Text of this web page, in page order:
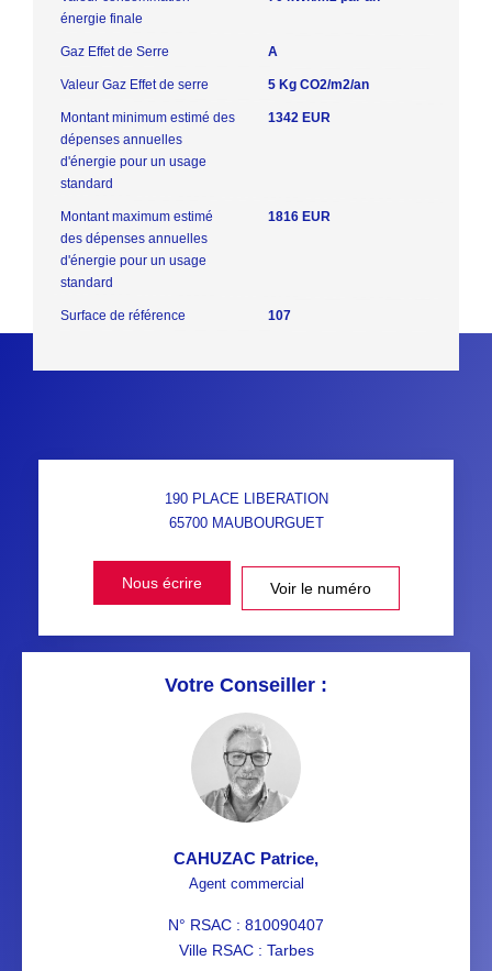
énergie finale
Gaz Effet de Serre A
Valeur Gaz Effet de serre 5 Kg CO2/m2/an
Montant minimum estimé des
dépenses annuelles
d'énergie pour un usage
standard
1342 EUR
Montant maximum estimé
des dépenses annuelles
d'énergie pour un usage
standard
1816 EUR
Surface de référence 107
190 PLACE LIBERATION
65700 MAUBOURGUET
Nous écrire Voir le numéro
Votre Conseiller :
CAHUZAC Patrice,
Agent commercial
N° RSAC : 810090407
Ville RSAC : Tarbes